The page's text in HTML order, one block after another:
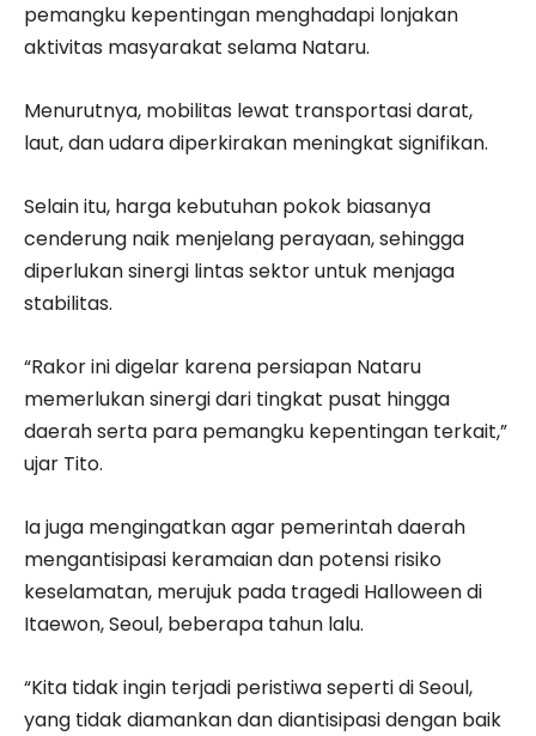
pemangku kepentingan menghadapi lonjakan
aktivitas masyarakat selama Nataru.
Menurutnya, mobilitas lewat transportasi darat,
laut, dan udara diperkirakan meningkat signifikan.
Selain itu, harga kebutuhan pokok biasanya
cenderung naik menjelang perayaan, sehingga
diperlukan sinergi lintas sektor untuk menjaga
stabilitas.
“Rakor ini digelar karena persiapan Nataru
memerlukan sinergi dari tingkat pusat hingga
daerah serta para pemangku kepentingan terkait,”
ujar Tito.
Ia juga mengingatkan agar pemerintah daerah
mengantisipasi keramaian dan potensi risiko
keselamatan, merujuk pada tragedi Halloween di
Itaewon, Seoul, beberapa tahun lalu.
“Kita tidak ingin terjadi peristiwa seperti di Seoul,
yang tidak diamankan dan diantisipasi dengan baik